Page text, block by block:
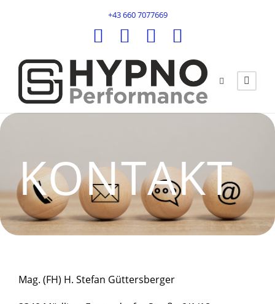
+43 660 7077669
KONTAKT
Mag. (FH) H. Stefan Güttersberger